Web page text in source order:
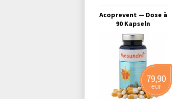
Acoprevent — Dose à
90 Kapseln
79,90
eur